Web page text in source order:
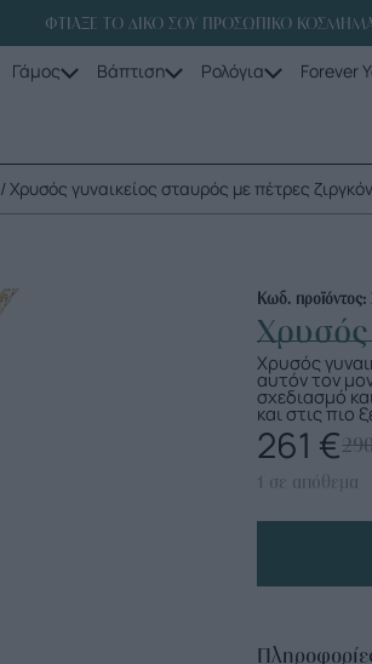
ΦΤΙΑΞΕ ΤΟ ΔΙΚΟ ΣΟΥ ΠΡΟΣΩΠΙΚΟ ΚΟΣΜΗΜΑ
Γάμος Βάπτιση Ρολόγια Forever
/ Χρυσός γυναικείος σταυρός με πέτρες ζιργκόν
Κωδ. προϊόντος:
Χρυσός
Χρυσός
αυτόν τον
σχεδιασμό
και στις πιο
261 €
1 σε απόθεμα